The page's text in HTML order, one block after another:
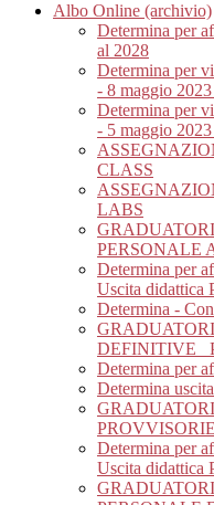
Albo Online (archivio)
Determina per
al 2028
Determina per
- 8 maggio
Determina per
- 5 maggio
CLASS
LABS
PERSONALE
Determina per
Uscita didattica
Determina -
DEFINITIVE_
Determina per
Determina
Determina per
Uscita didattica